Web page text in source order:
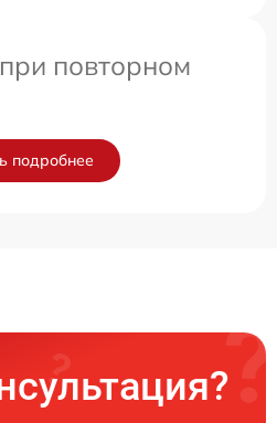
повторном
подробнее